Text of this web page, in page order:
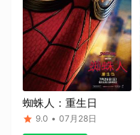
蜘蛛人：重生日
9.0 • 07月28日